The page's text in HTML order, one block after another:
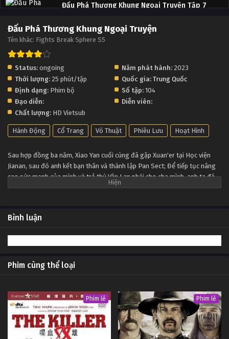
Đấu Phá Thương Khung Ngoại Truyện Tập 7
Đấu Phá Thương Khung Ngoại Truyện Tập 6
Đấu Phá Thương Khung Ngoại Truyện Tập 5
Đấu Phá Thương Khung Ngoại Truyện Tập 4
Đấu Phá Thương Khung Ngoại Truyện Tập 3
Tập 1
Đấu Phá Thương Khung Ngoại Truyện
Tên khác: Fights Break Sphere S5
Status: ongoing Năm phát hành: 2023
Thời lượng: 25 phút/tập Quốc gia: Trung Quốc
Định dạng: Phim bộ Số tập: 104
Đạo diễn:
Diễn viên:
Chất lượng: HD Vietsub
Hành Động Cổ Trang Võ Thuật Phiêu Lưu Hoạt Hình
Sau hợp đồng ba năm, Xiao Yan cuối cùng đã gặp Xuan'er tại Học viện
Jianan, sau đó anh kết bạn thân và thành lập Pan Sect; Để tiếp tục nâng
cao sức mạnh của mình và trả thù Vân Lan phái cho cha mình, anh ta đã
đi sâu vào Tháp khí đốt thiên đường để nuốt chửng Fallen Heart Yan
Bình luận
Phim cùng thể loại
Phim lẻ Phim lẻ